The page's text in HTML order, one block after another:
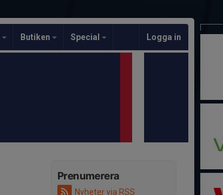
Butiken Special Logga in
Prenumerera
Nyheter via RSS